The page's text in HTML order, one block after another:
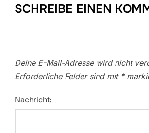
SCHREIBE EINEN
Deine E-Mail-Adresse wird nicht
Erforderliche Felder sind mit *
Nachricht: